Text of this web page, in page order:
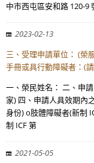
中市西屯區安和路 120-9
2023-02-13
三、受理申請單位： (榮
手冊或具行動障礙者：(
一、榮民姓名： 二、申
家) 四、申請人具效期內
身份) o肢體障礙者(新制
制 ICF 第
2021-05-05